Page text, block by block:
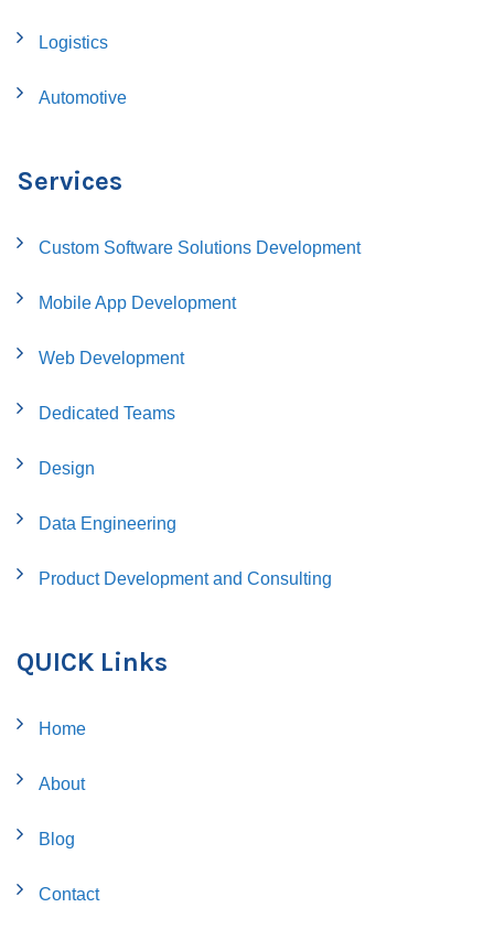
Logistics
Automotive
Services
Custom Software Solutions Development
Mobile App Development
Web Development
Dedicated Teams
Design
Data Engineering
Product Development and Consulting
QUICK Links
Home
About
Blog
Contact